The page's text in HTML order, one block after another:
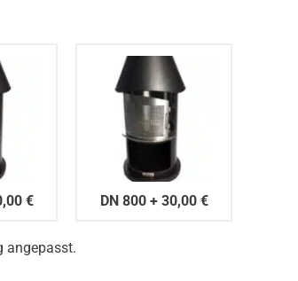
€ DN 800+ 30,00 €
angepasst.